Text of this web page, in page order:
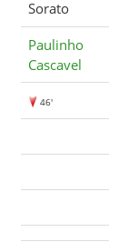
Sorato
Paulinho
Cascavel
46'